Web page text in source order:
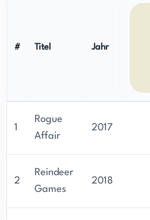
# Titel Jahr
1
Rogue
Affair
2017
2
Reindeer
Games
2018